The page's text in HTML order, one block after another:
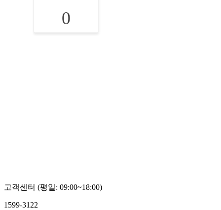
0
고객센터 (평일: 09:00~18:00)
1599-3122